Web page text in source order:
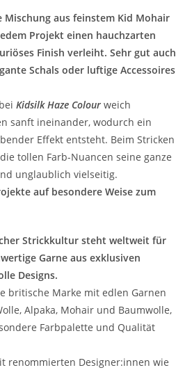
aus feinstem Kid Mohair
Projekt einen hauchzarten
Finish verleiht. Sehr gut auch
Schals oder luftige Accessoires
Kidsilk Haze Colour weich
sanft ineinander, wodurch ein
Effekt entsteht. Beim Stricken
tollen Farb-Nuancen seine ganze
unglaublich vielseitig.
auf besondere Weise zum
Strickkultur steht weltweit für
Garne aus exklusiven
Designs.
britische Marke mit edlen Garnen
Alpaka, Mohair und Baumwolle,
Farbpalette und Qualität
renommierten Designer:innen wie